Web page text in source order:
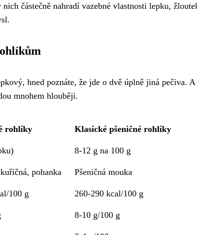
částečně nahradí vazebné vlastnosti lepku,
hned poznáte, že jde o dvě úplně jiná pečiva.
mnohem hlouběji.
rohlíky Klasické pšeničné rohlíky
8-12 g na 100 g
pohanka Pšeničná mouka
100 g 260-290 kcal/100 g
8-10 g/100 g